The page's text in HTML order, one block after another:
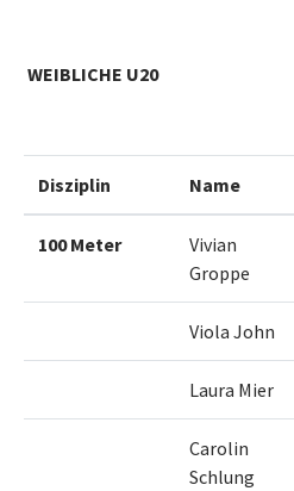
WEIBLICHE U20
Disziplin Name
100 Meter
Vivian
Groppe
Viola John
Laura Mier
Carolin
Schlung